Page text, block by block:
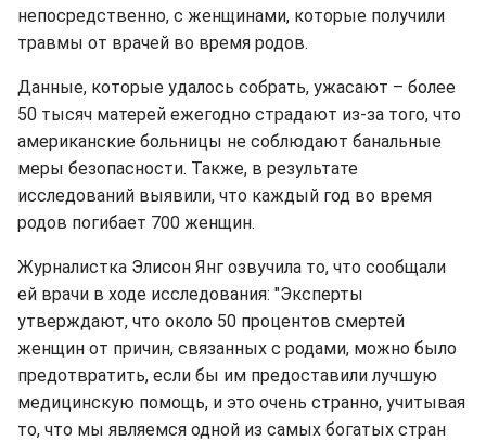
непосредственно, с женщинами, которые получили
травмы от врачей во время родов.
Данные, которые удалось собрать, ужасают – более
50 тысяч матерей ежегодно страдают из-за того, что
американские больницы не соблюдают банальные
меры безопасности. Также, в результате
исследований выявили, что каждый год во время
родов погибает 700 женщин.
Журналистка Элисон Янг озвучила то, что сообщали
ей врачи в ходе исследования: "Эксперты
утверждают, что около 50 процентов смертей
женщин от причин, связанных с родами, можно было
предотвратить, если бы им предоставили лучшую
медицинскую помощь, и это очень странно, учитывая
то, что мы являемся одной из самых богатых стран